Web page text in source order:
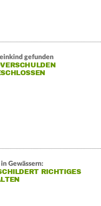
gefunden
Gewässern:
RICHTIGES